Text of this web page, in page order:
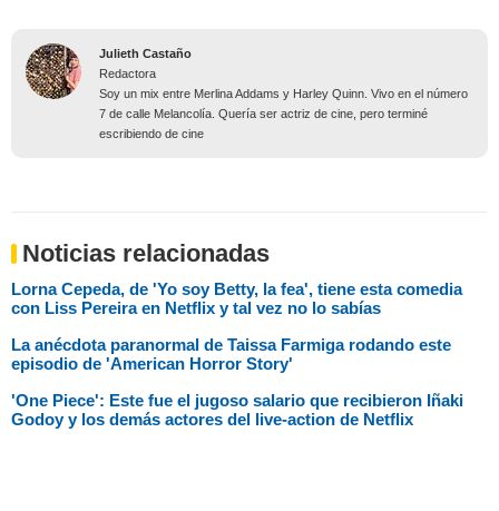
Julieth Castaño
Redactora
Soy un mix entre Merlina Addams y Harley Quinn. Vivo en el número
7 de calle Melancolía. Quería ser actriz de cine, pero terminé
escribiendo de cine
Noticias relacionadas
Lorna Cepeda, de 'Yo soy Betty, la fea', tiene esta comedia
con Liss Pereira en Netflix y tal vez no lo sabías
La anécdota paranormal de Taissa Farmiga rodando este
episodio de 'American Horror Story'
'One Piece': Este fue el jugoso salario que recibieron Iñaki
Godoy y los demás actores del live-action de Netflix